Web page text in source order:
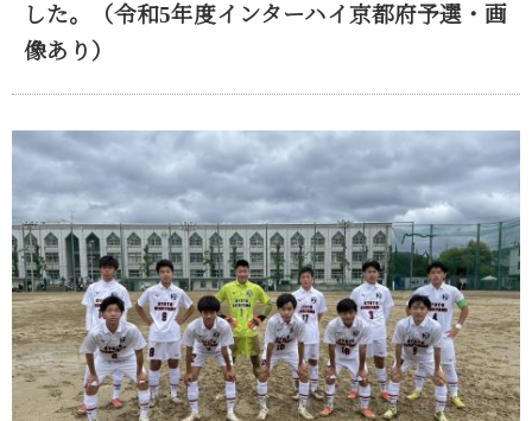
した。（令和5年度インターハイ京都府予選・画
像あり）